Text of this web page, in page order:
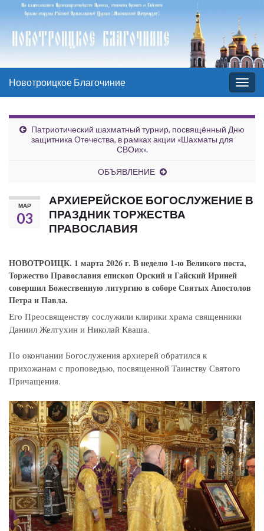
Вкл/
выкл
Новотроицкое Благочиние
Патриотический шахматный турнир, посвящённый Дню
защитника Отечества, в рамках акции «Шахматы для
СВОих».
ОБЪЯВЛЕНИЕ
МАР
03
АРХИЕРЕЙСКОЕ БОГОСЛУЖЕНИЕ В
ПРАЗДНИК ТОРЖЕСТВА
ПРАВОСЛАВИЯ
НОВОТРОИЦК. 1 марта 2026 г. В неделю 1-ю Великого поста,
Торжество Православия епископ Орский и Гайский Ириней
совершил Божественную литургию в соборе Святых Апостолов
Петра и Павла.
Его Преосвященству сослужили клирики храма священники
Даниил Желтухин и Николай Кваша.
По окончании Богослужения архиерей обратился к
прихожанам с проповедью, посвященной Таинству Святого
Причащения.